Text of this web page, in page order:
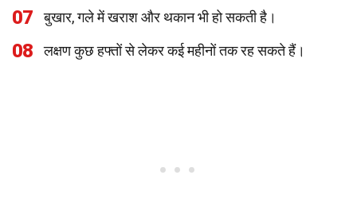
07 बुखार, गले में खराश और थकान भी हो सकती है।
08 लक्षण कुछ हफ्तों से लेकर कई महीनों तक रह सकते हैं।